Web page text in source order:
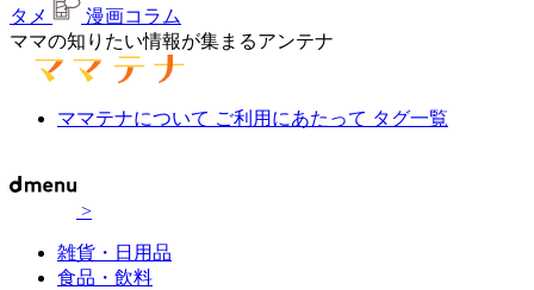
タメ
漫画コラム
ママの知りたい情報が集まるアンテナ
ママテナについて ご利用にあたって タグ一覧
>
雑貨・日用品
食品・飲料